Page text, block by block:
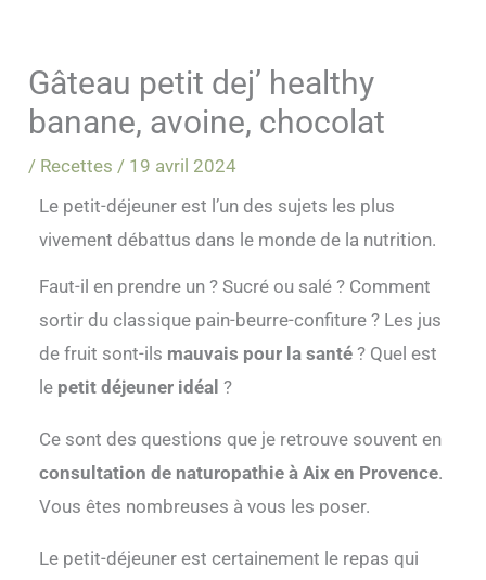
m
Gâteau petit dej’ healthy
banane, avoine, chocolat
/ Recettes / 19 avril 2024
Le petit-déjeuner est l’un des sujets les plus
vivement débattus dans le monde de la nutrition.
Faut-il en prendre un ? Sucré ou salé ? Comment
sortir du classique pain-beurre-confiture ? Les jus
de fruit sont-ils mauvais pour la santé ? Quel est
le petit déjeuner idéal ?
Ce sont des questions que je retrouve souvent en
consultation de naturopathie à Aix en Provence.
Vous êtes nombreuses à vous les poser.
Le petit-déjeuner est certainement le repas qui